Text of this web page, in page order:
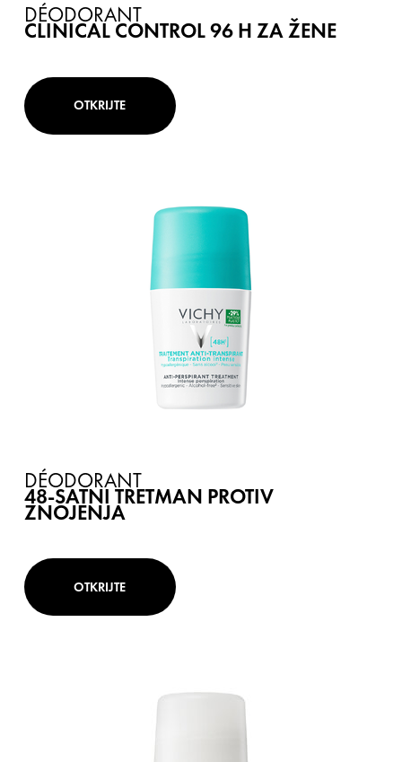
DÉODORANT
CLINICAL CONTROL 96 H ZA ŽENE
OTKRIJTE
DÉODORANT
48-SATNI TRETMAN PROTIV
ZNOJENJA
OTKRIJTE